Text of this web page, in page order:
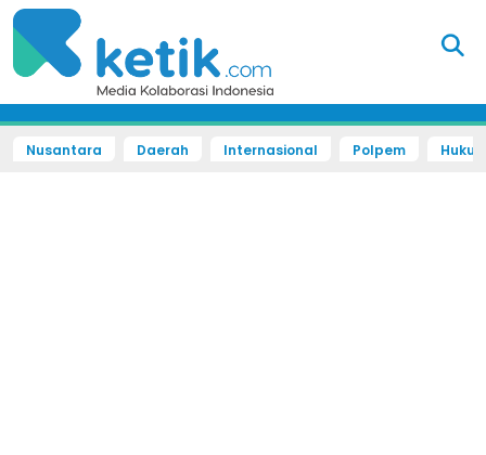
Nusantara Daerah Internasional Polpem